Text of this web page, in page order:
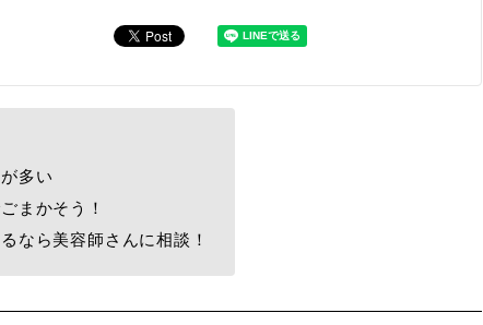
多い
まかそう！
なら美容師さんに相談！